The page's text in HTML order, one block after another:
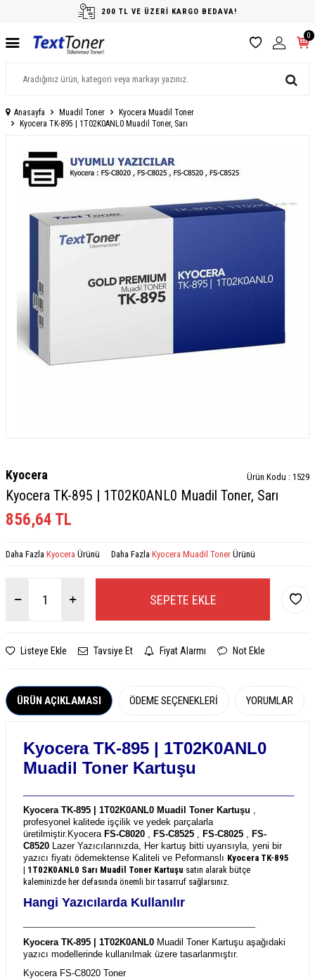
200 TL VE ÜZERİ KARGO BEDAVA!
0
Anasayfa Muadil Toner
Kyocera Muadil Toner
Kyocera TK-895 | 1T02K0ANL0 Muadil Toner, Sarı
Kyocera Ürün Kodu : 1529
Kyocera TK-895 | 1T02K0ANL0 Muadil Toner, Sarı
856,64 TL
Daha Fazla Kyocera Ürünü Daha Fazla Kyocera Muadil Toner Ürünü
SEPETE EKLE
Listeye Ekle Tavsiye Et Fiyat Alarmı Not Ekle
ÜRÜN AÇIKLAMASI ÖDEME SEÇENEKLERI YORUMLAR
Kyocera TK-895 | 1T02K0ANL0
Muadil Toner Kartuşu
Kyocera TK-895 | 1T02K0ANL0 Muadil Toner Kartuşu ,
profesyonel kalitede işçilik ve yedek parçalarla
üretilmiştir. Kyocera FS-C8020 , FS-C8525 , FS-C8025 , FS-
C8520 Lazer Yazıcılarınızda, Her kartuş bitti uyarısıyla, yeni bir
yazıcı fiyatı ödemektense Kaliteli ve Peformanslı Kyocera TK-895
| 1T02K0ANL0 Sarı Muadil Toner Kartuşu satın alarak bütçe
kaleminizde her defasında önemli bir tasarruf sağlarsınız.
Hangi Yazıcılarda Kullanılır
Kyocera TK-895 | 1T02K0ANL0 Muadil Toner Kartuşu aşağıdaki
yazıcı modellerinde kullanılmak üzere tasarlanmıştır.
Kyocera FS-C8020 Toner